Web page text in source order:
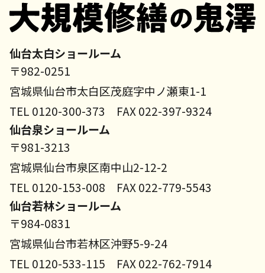
仙台太白ショールーム
〒982-0251
宮城県仙台市太白区茂庭字中ノ瀬東1-1
TEL 0120-300-373 FAX 022-397-9324
仙台泉ショールーム
〒981-3213
宮城県仙台市泉区南中山2-12-2
TEL 0120-153-008 FAX 022-779-5543
仙台若林ショールーム
〒984-0831
宮城県仙台市若林区沖野5-9-24
TEL 0120-533-115 FAX 022-762-7914